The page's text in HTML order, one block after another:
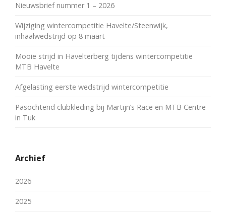
Nieuwsbrief nummer 1 – 2026
Wijziging wintercompetitie Havelte/Steenwijk,
inhaalwedstrijd op 8 maart
Mooie strijd in Havelterberg tijdens wintercompetitie
MTB Havelte
Afgelasting eerste wedstrijd wintercompetitie
Pasochtend clubkleding bij Martijn’s Race en MTB Centre
in Tuk
Archief
2026
2025